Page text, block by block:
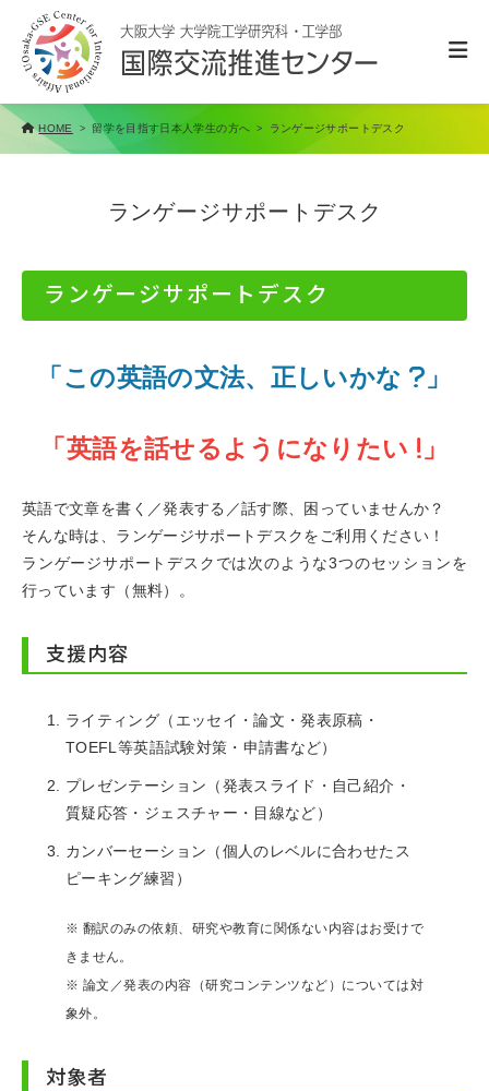
HOME 留学を目指す日本人学生の方へ ランゲージサポートデスク
ランゲージサポートデスク
ランゲージサポートデスク
「この英語の文法、正しいかな 」
「英語を話せるようになりたい 」
英語で文章を書く／発表する／話す際、困っていませんか？
そんな時は、ランゲージサポートデスクをご利用ください！
ランゲージサポートデスクでは次のような3つのセッションを
行っています（無料）。
支援内容
ライティング（エッセイ・論文・発表原稿・
TOEFL等英語試験対策・申請書など）
プレゼンテーション（発表スライド・自己紹介・
質疑応答・ジェスチャー・目線など）
カンバーセーション（個人のレベルに合わせたス
ピーキング練習）
※ 翻訳のみの依頼、研究や教育に関係ない内容はお受けで
きません。
※ 論文／発表の内容（研究コンテンツなど）については対
象外。
対象者